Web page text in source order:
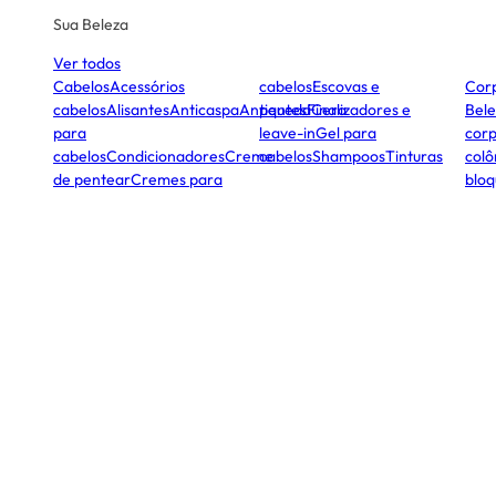
Sua Beleza
Ver todos
CabelosAcessórios
cabelosAlisantesAnticaspaAntiquedaCera
para
cabelosCondicionadoresCreme
de pentearCremes para
cabelosEscovas e
pentesFinalizadores e
leave-inGel para
cabelosShampoosTinturas